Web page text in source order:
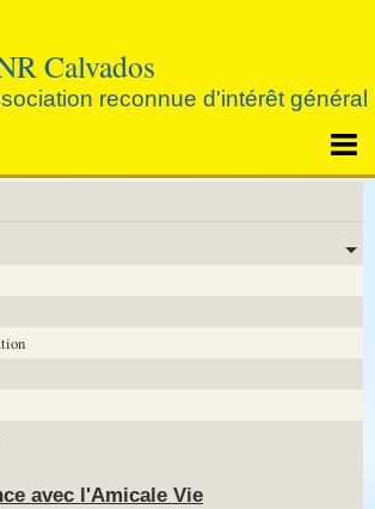
Calvados
reconnue d'intérêt général
Vie
avec l'Amicale Vie